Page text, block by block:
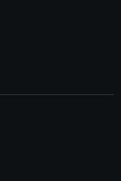
Tecnici